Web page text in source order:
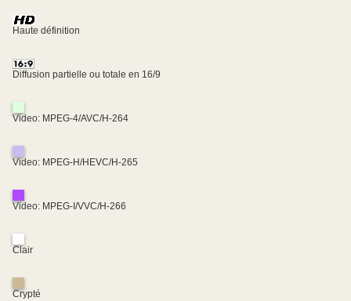
Haute définition
Diffusion partielle ou totale en 16/9
Video: MPEG-4/AVC/H-264
Video: MPEG-H/HEVC/H-265
Video: MPEG-I/VVC/H-266
Clair
Crypté